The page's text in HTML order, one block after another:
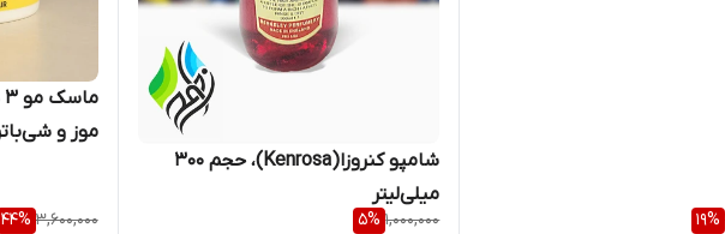
19%
شامپو کنروزا(Kenrosa)، حجم 300
میلی‌لیتر
1,000,000
5%
3,600,000
44%